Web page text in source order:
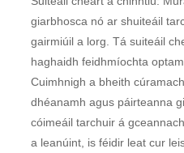
giarbhosca nó ar shuiteáil
gairmiúil a lorg. Tá suiteáil
haghaidh feidhmíochta
Cuimhnigh a bheith
dhéanamh agus páirteanna
cóimeáil tarchuir á
a leanúint, is féidir leat cur